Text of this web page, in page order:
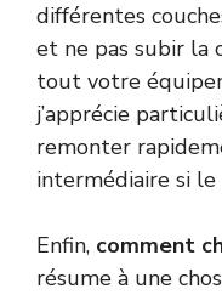
différentes
et ne pas subir la
tout votre
j’apprécie
remonter
intermédiaire si
Enfin, comment
résume à une